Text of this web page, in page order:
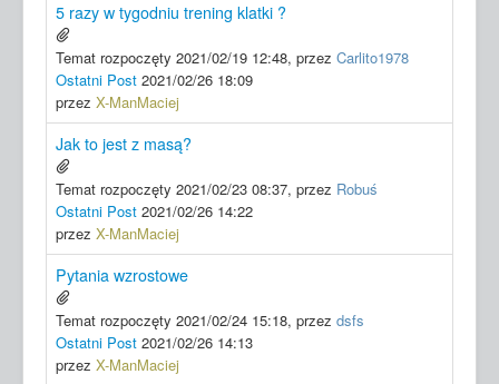
5 razy w tygodniu trening klatki ?
Temat rozpoczęty 2021/02/19 12:48, przez Carlito1978
Ostatni Post 2021/02/26 18:09
przez X-ManMaciej
Jak to jest z masą?
Temat rozpoczęty 2021/02/23 08:37, przez Robuś
Ostatni Post 2021/02/26 14:22
przez X-ManMaciej
Pytania wzrostowe
Temat rozpoczęty 2021/02/24 15:18, przez dsfs
Ostatni Post 2021/02/26 14:13
przez X-ManMaciej